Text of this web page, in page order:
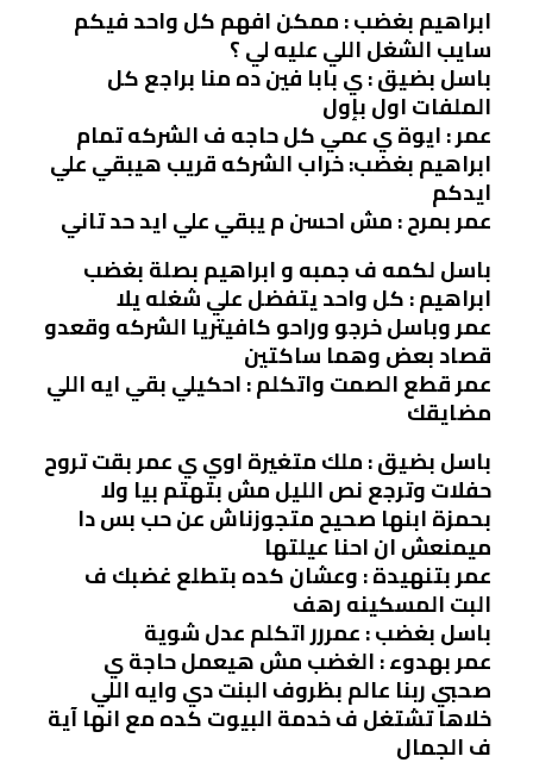
ابراهيم بغضب : ممكن افهم كل واحد فيكم
سايب الشغل اللي عليه لي ؟
باسل بضيق : ي بابا فين ده منا براجع كل
الملفات اول بإول
عمر : ايوة ي عمي كل حاجه ف الشركه تمام
ابراهيم بغضب: خراب الشركه قريب هيبقي علي
ايدكم
عمر بمرح : مش احسن م يبقي علي ايد حد تاني
باسل لكمه ف جمبه و ابراهيم بصلة بغضب
ابراهيم : كل واحد يتفضل علي شغله يلا
عمر وباسل خرجو وراحو كافيتريا الشركه وقعدو
قصاد بعض وهما ساكتين
عمر قطع الصمت واتكلم : احكيلي بقي ايه اللي
مضايقك
باسل بضيق : ملك متغيرة اوي ي عمر بقت تروح
حفلات وترجع نص الليل مش بتهتم بيا ولا
بحمزة ابنها صحيح متجوزناش عن حب بس دا
ميمنعش ان احنا عيلتها
عمر بتنهيدة : وعشان كده بتطلع غضبك ف
البت المسكينه رهف
باسل بغضب : عمررر اتكلم عدل شوية
عمر بهدوء : الغضب مش هيعمل حاجة ي
صحبي ربنا عالم بظروف البنت دي وايه اللي
خلاها تشتغل ف خدمة البيوت كده مع انها آية
ف الجمال